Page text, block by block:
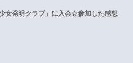
女発明クラブ」に入会☆参加した感想